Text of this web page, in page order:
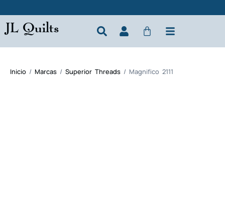
JL Quilts
Inicio / Marcas / Superior Threads / Magnifico 2111